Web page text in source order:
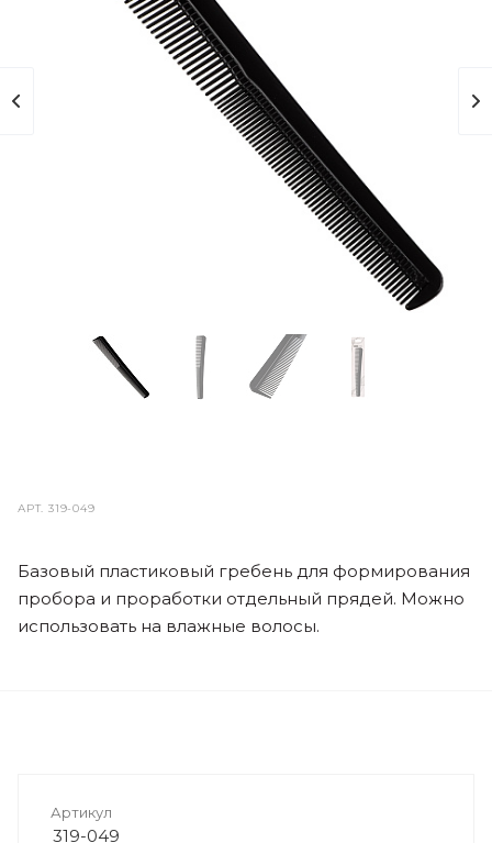
АРТ.319-049
Базовый пластиковый гребень для формирования
пробора и проработки отдельный прядей. Можно
использовать на влажные волосы.
Артикул
319-049